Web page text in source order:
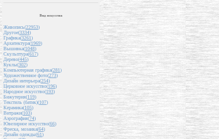
Вид искусства
Живопись(22953)
Другое(3334)
Графика(3261)
Архитектура(1969)
Вышивка(1048)
Скульптура(617)
Дерево(445)
Куклы(302)
Компьютерная графика(281)
Художественное фото(273)
Дизайн интерьера(254)
Церковное искусство(196)
Народное искусство(193)
Бижутерия(119)
Текстиль (батик)(107)
Керамика(105)
Витражи(103)
Аэрография(74)
Ювелирное искусство(66)
Фреска, мозаика(64)
Дизайн одежды(61)